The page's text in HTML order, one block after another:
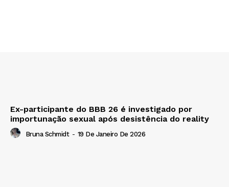
Ex-participante do BBB 26 é investigado por
importunação sexual após desistência do reality
Bruna Schmidt - 19 De Janeiro De 2026